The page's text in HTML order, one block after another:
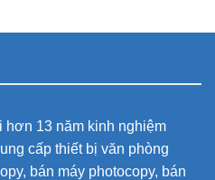
13 năm kinh nghiệm
cấp thiết bị văn phòng
bán máy photocopy, bán